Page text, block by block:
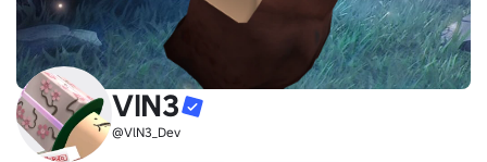
VlN3
@VlN3_Dev